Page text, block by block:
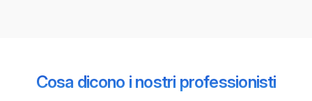
Cosa dicono i nostri professionisti